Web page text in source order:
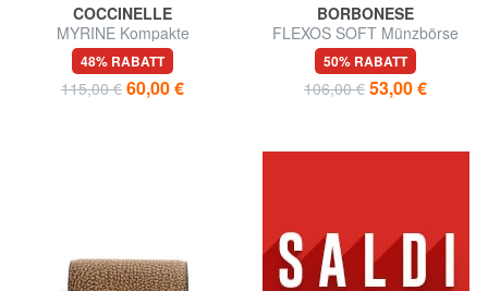
COCCINELLE
MYRINE Kompakte
Ledergeldbörse
48% RABATT
115,00 € 60,00 €
BORBONESE
FLEXOS SOFT Münzbörse
mit Karabiner
50% RABATT
106,00 € 53,00 €